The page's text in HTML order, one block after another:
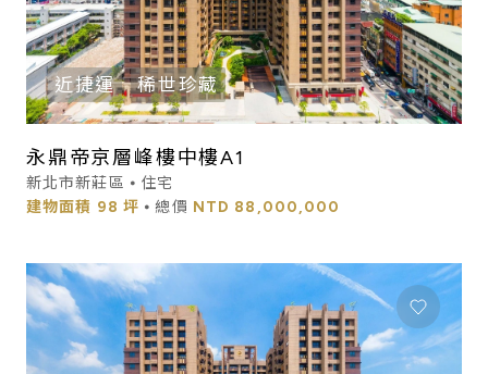
近捷運 稀世珍藏
永鼎帝京層峰樓中樓A1
新北市新莊區 ⦁ 住宅
建物面積 98 坪 ⦁ 總價 NTD 88,000,000